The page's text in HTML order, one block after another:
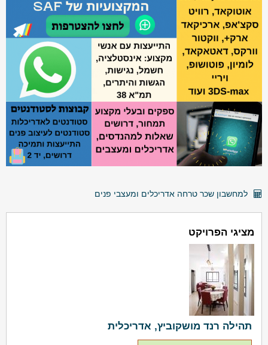
למחשבון שכר טרחה אדריכלים ומעצבי פנים
מציגי הפרויקט
תהילה רנד מושקוביץ, אדריכלית